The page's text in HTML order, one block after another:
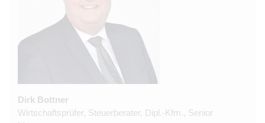
Dirk Bottner
Wirtschaftsprüfer, Steuerberater, Dipl.-Kfm., Senior